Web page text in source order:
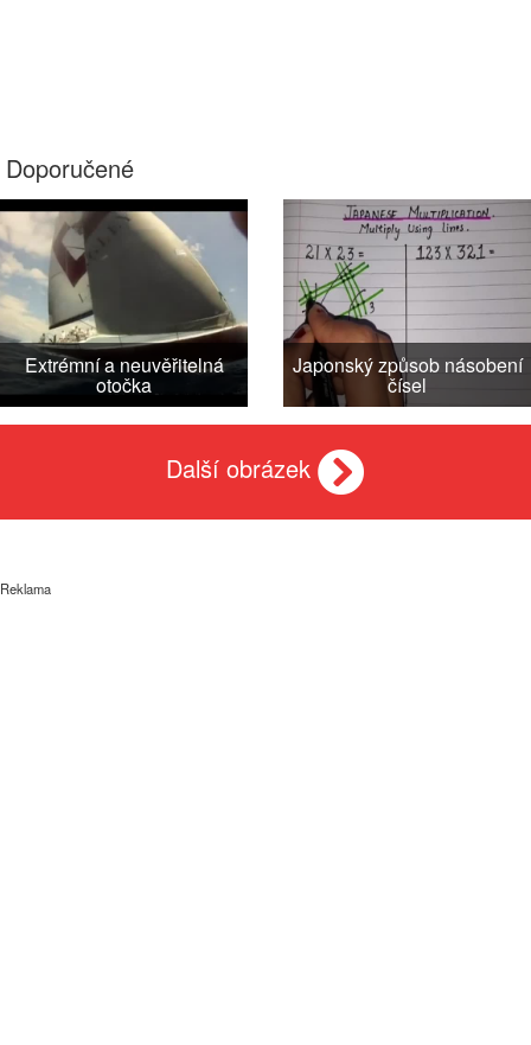
Doporučené
Extrémní a neuvěřitelná
otočka
Japonský způsob násobení
čísel
Další obrázek
Reklama